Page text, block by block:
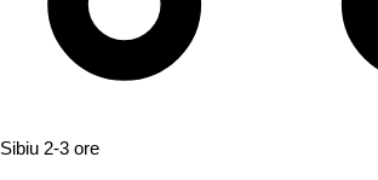
Sibiu 2-3 ore